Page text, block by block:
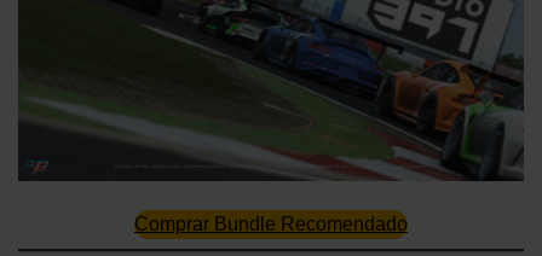
Comprar Bundle Recomendado